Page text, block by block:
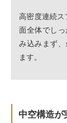
高密度連続ス
面全体でし
み込みまず
ます。
中空構造が